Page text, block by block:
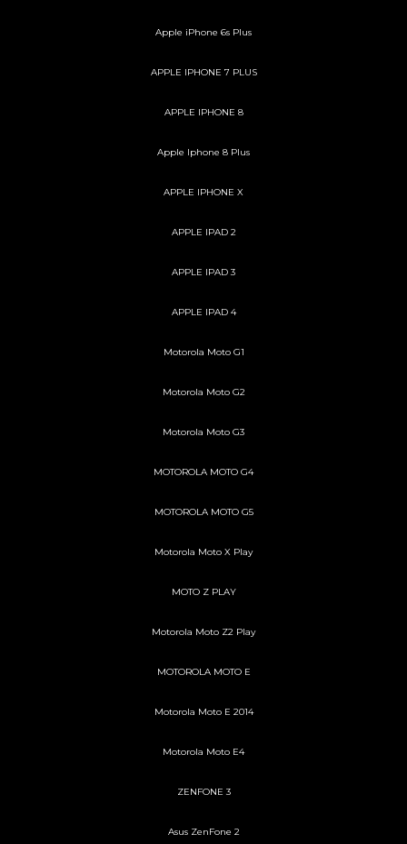
Apple iPhone 6s Plus
APPLE IPHONE 7 PLUS
APPLE IPHONE 8
Apple Iphone 8 Plus
APPLE IPHONE X
APPLE IPAD 2
APPLE IPAD 3
APPLE IPAD 4
Motorola Moto G1
Motorola Moto G2
Motorola Moto G3
MOTOROLA MOTO G4
MOTOROLA MOTO G5
Motorola Moto X Play
MOTO Z PLAY
Motorola Moto Z2 Play
MOTOROLA MOTO E
Motorola Moto E 2014
Motorola Moto E4
ZENFONE 3
Asus ZenFone 2